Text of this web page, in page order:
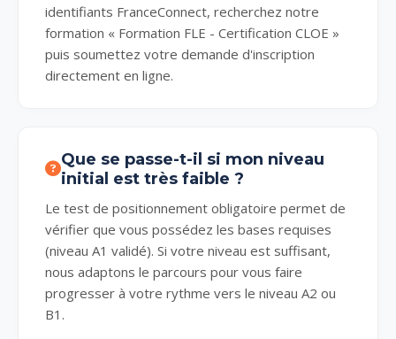
identifiants FranceConnect, recherchez notre
formation « Formation FLE - Certification CLOE »
puis soumettez votre demande d'inscription
directement en ligne.
Que se passe-t-il si mon niveau
initial est très faible ?
Le test de positionnement obligatoire permet de
vérifier que vous possédez les bases requises
(niveau A1 validé). Si votre niveau est suffisant,
nous adaptons le parcours pour vous faire
progresser à votre rythme vers le niveau A2 ou
B1.